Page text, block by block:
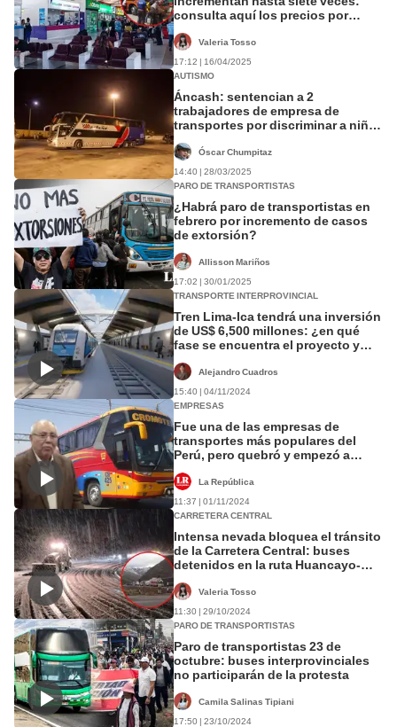
consulta aquí los precios por
Valeria Tosso
17:12 | 16/04/2025
AUTISMO
Áncash: sentencian a 2
trabajadores de empresa de
transportes por discriminar a niño
Óscar Chumpitaz
14:40 | 28/03/2025
PARO DE TRANSPORTISTAS
¿Habrá paro de transportistas en
febrero por incremento de casos
de extorsión?
Allisson Mariños
17:02 | 30/01/2025
TRANSPORTE INTERPROVINCIAL
Tren Lima-Ica tendrá una inversión
de US$ 6,500 millones: ¿en qué
fase se encuentra el proyecto y
Alejandro Cuadros
15:40 | 04/11/2024
EMPRESAS
Fue una de las empresas de
transportes más populares del
Perú, pero quebró y empezó a
La República
11:37 | 01/11/2024
CARRETERA CENTRAL
Intensa nevada bloquea el tránsito
de la Carretera Central: buses
detenidos en la ruta Huancayo-
Valeria Tosso
11:30 | 29/10/2024
PARO DE TRANSPORTISTAS
Paro de transportistas 23 de
octubre: buses interprovinciales
no participarán de la protesta
Camila Salinas Tipiani
17:50 | 23/10/2024